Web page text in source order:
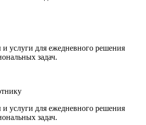
услуги для ежедневного решения
задач.
услуги для ежедневного решения
задач.